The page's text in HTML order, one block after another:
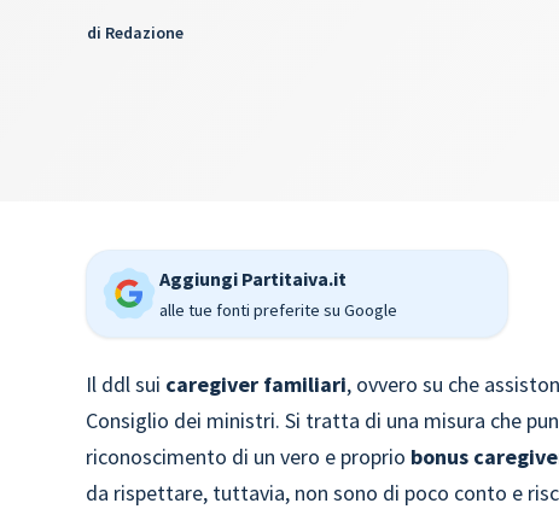
di Redazione
Aggiungi Partitaiva.it
alle tue fonti preferite su Google
Il ddl sui caregiver familiari, ovvero su che
Consiglio dei ministri. Si tratta di una misura che
riconoscimento di un vero e proprio bonus
da rispettare, tuttavia, non sono di poco conto e